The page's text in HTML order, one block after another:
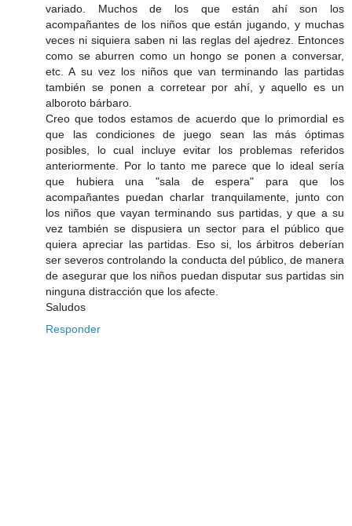
variado. Muchos de los que están ahí son los
acompañantes de los niños que están jugando, y muchas
veces ni siquiera saben ni las reglas del ajedrez. Entonces
como se aburren como un hongo se ponen a conversar,
etc. A su vez los niños que van terminando las partidas
también se ponen a corretear por ahí, y aquello es un
alboroto bárbaro.
Creo que todos estamos de acuerdo que lo primordial es
que las condiciones de juego sean las más óptimas
posibles, lo cual incluye evitar los problemas referidos
anteriormente. Por lo tanto me parece que lo ideal sería
que hubiera una "sala de espera" para que los
acompañantes puedan charlar tranquilamente, junto con
los niños que vayan terminando sus partidas, y que a su
vez también se dispusiera un sector para el público que
quiera apreciar las partidas. Eso si, los árbitros deberían
ser severos controlando la conducta del público, de manera
de asegurar que los niños puedan disputar sus partidas sin
ninguna distracción que los afecte.
Saludos
Responder